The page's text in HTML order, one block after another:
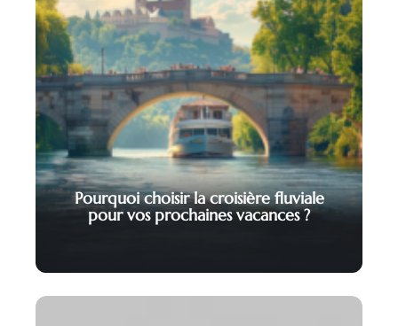
Pourquoi choisir la croisière fluviale
pour vos prochaines vacances ?